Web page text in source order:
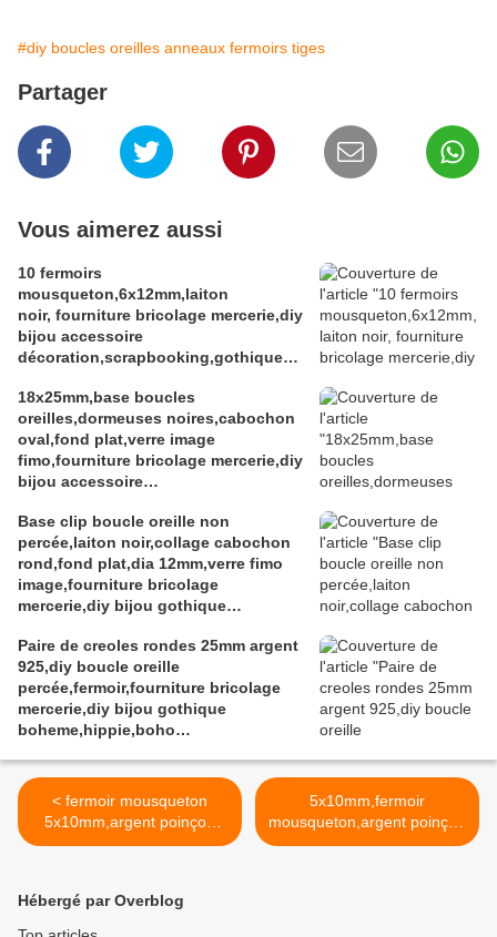
#diy boucles oreilles anneaux fermoirs tiges
Partager
Vous aimerez aussi
10 fermoirs
mousqueton,6x12mm,laiton
noir, fourniture bricolage mercerie,diy
bijou accessoire
décoration,scrapbooking,gothique
kawaii,boheme victorien
edouardien,ateliers du fait mains
18x25mm,base boucles
oreilles,dormeuses noires,cabochon
oval,fond plat,verre image
fimo,fourniture bricolage mercerie,diy
bijou accessoire
vintage retro,baroque punk
kawaii,boheme victorien
edouardien,ateliers du fait mains,art
deco art nouveau
Base clip boucle oreille non
percée,laiton noir,collage cabochon
rond,fond plat,dia 12mm,verre fimo
image,fourniture bricolage
mercerie,diy bijou gothique
victorien,fait mains
Paire de creoles rondes 25mm argent
925,diy boucle oreille
percée,fermoir,fourniture bricolage
mercerie,diy bijou gothique
boheme,hippie,boho
< fermoir mousqueton
5x10mm,argent poinçon
925 sterling,avec anneau
mercerie,diy bijou
5x10mm,fermoir
mousqueton,argent poinçon
925 sterling,fourniture
Hébergé par Overblog